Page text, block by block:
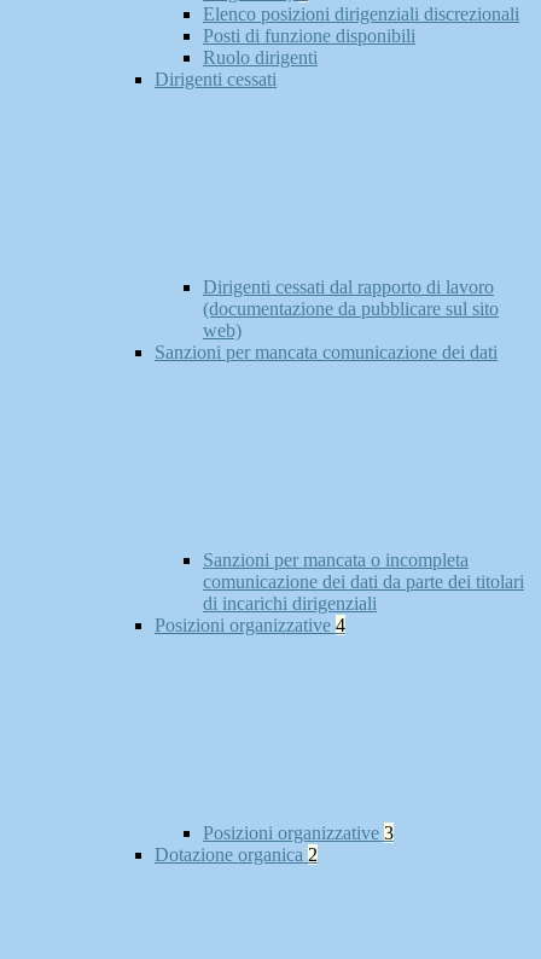
Elenco posizioni dirigenziali discrezionali
Posti di funzione disponibili
Ruolo dirigenti
Dirigenti cessati
Dirigenti cessati dal rapporto di lavoro
(documentazione da pubblicare sul sito
web)
Sanzioni per mancata comunicazione dei dati
Sanzioni per mancata o incompleta
comunicazione dei dati da parte dei titolari
di incarichi dirigenziali
Posizioni organizzative 4
Posizioni organizzative 3
Dotazione organica 2